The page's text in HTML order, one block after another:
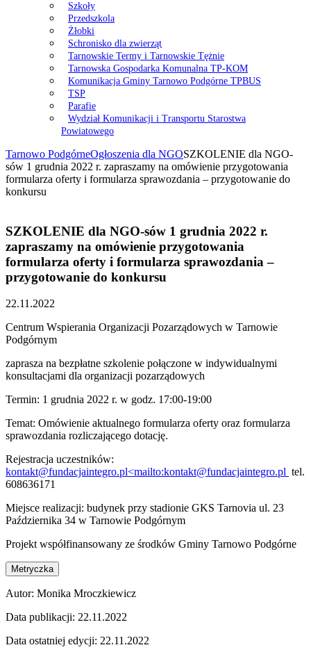
Szkoły
Przedszkola
Żłobki
Schronisko dla zwierząt
Tarnowskie Termy i Tarnowskie Tężnie
Tarnowska Gospodarka Komunalna TP-KOM
Komunikacja Gminy Tarnowo Podgórne TPBUS
TSP
Parafie
Wydział Komunikacji i Transportu Starostwa
Powiatowego
Tarnowo PodgórneOgłoszenia dla NGOSZKOLENIE dla NGO-
sów 1 grudnia 2022 r. zapraszamy na omówienie przygotowania
formularza oferty i formularza sprawozdania – przygotowanie do
konkursu
SZKOLENIE dla NGO-sów 1 grudnia 2022 r.
zapraszamy na omówienie przygotowania
formularza oferty i formularza sprawozdania –
przygotowanie do konkursu
22.11.2022
Centrum Wspierania Organizacji Pozarządowych w Tarnowie
Podgórnym
zaprasza na bezpłatne szkolenie połączone w indywidualnymi
konsultacjami dla organizacji pozarządowych
Termin: 1 grudnia 2022 r. w godz. 17:00-19:00
Temat: Omówienie aktualnego formularza oferty oraz formularza
sprawozdania rozliczającego dotację.
Rejestracja uczestników:
kontakt@fundacjaintegro.pl<mailto:kontakt@fundacjaintegro.pl tel.
608636171
Miejsce realizacji: budynek przy stadionie GKS Tarnovia ul. 23
Października 34 w Tarnowie Podgórnym
Projekt współfinansowany ze środków Gminy Tarnowo Podgórne
Metryczka
Autor: Monika Mroczkiewicz
Data publikacji: 22.11.2022
Data ostatniej edycji: 22.11.2022